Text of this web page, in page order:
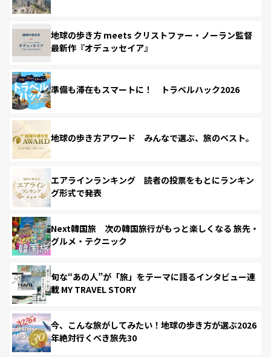
地球の歩き方 meets クリストファー・ノーラン監督
最新作『オデュッセイア』
準備も滞在もスマートに！ トラベルハック2026
地球の歩き方アワード みんなで選ぶ、旅のベスト。
エアラインランキング 読者の投票をもとにランキン
グ形式で発表
Next韓国旅 次の韓国旅行がもっと楽しくなる 旅先・
グルメ・テクニック
旬な“あの人”が「旅」をテーマに語るインタビュー連
載 MY TRAVEL STORY
今、こんな旅がしてみたい！地球の歩き方が選ぶ2026
年絶対行くべき旅先30